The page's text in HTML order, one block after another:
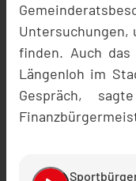
Untersuchungen,
finden. Auch
Längenloh im
Gespräch,